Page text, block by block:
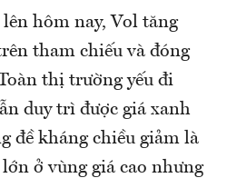
hôm nay, Vol tăng
tham chiếu và đóng
thị trường yếu đi
duy trì được giá xanh
đề kháng chiều giảm là
ở vùng giá cao nhưng